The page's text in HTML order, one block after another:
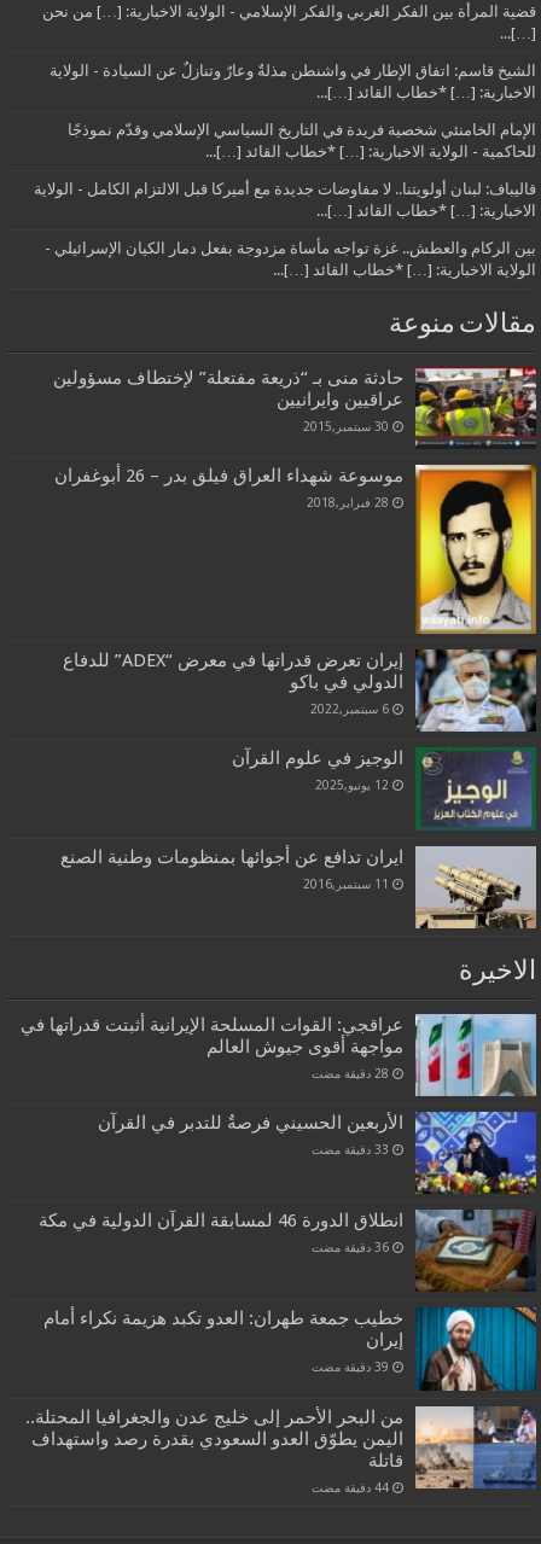
قضية المرأة بين الفكر الغربي والفكر الإسلامي - الولاية الاخبارية: […] من نحن
[…]...
الشيخ قاسم: اتفاق الإطار في واشنطن مذلةٌ وعارٌ وتنازلٌ عن السيادة - الولاية
الاخبارية: […] *خطاب القائد […]...
الإمام الخامنئي شخصية فريدة في التاريخ السياسي الإسلامي وقدّم نموذجًا
للحاكمية - الولاية الاخبارية: […] *خطاب القائد […]...
قاليباف: لبنان أولويتنا.. لا مفاوضات جديدة مع أميركا قبل الالتزام الكامل - الولاية
الاخبارية: […] *خطاب القائد […]...
بين الركام والعطش.. غزة تواجه مأساة مزدوجة بفعل دمار الكيان الإسرائيلي -
الولاية الاخبارية: […] *خطاب القائد […]...
مقالات منوعة
حادثة منى بـ “ذريعة مفتعلة” لإختطاف مسؤولين
عراقيين وايرانيين
30 سبتمبر,2015
موسوعة شهداء العراق فيلق بدر – 26 أبوغفران
28 فبراير,2018
إيران تعرض قدراتها في معرض “ADEX” للدفاع
الدولي في باكو
6 سبتمبر,2022
الوجيز في علوم القرآن
12 يونيو,2025
ايران تدافع عن أجوائها بمنظومات وطنیة الصنع
11 سبتمبر,2016
الاخيرة
عراقجي: القوات المسلحة الإيرانية أثبتت قدراتها في
مواجهة أقوى جيوش العالم
الأربعين الحسيني فرصةٌ للتدبر في القرآن
انطلاق الدورة 46 لمسابقة القرآن الدولية في مكة
‏36 دقيقة مضت
خطيب جمعة طهران: العدو تكبد هزيمة نكراء أمام
إيران
من البحر الأحمر إلى خليج عدن والجغرافيا المحتلة..
اليمن يطوّق العدو السعودي بقدرة رصد واستهداف
قاتلة
‏44 دقيقة مضت